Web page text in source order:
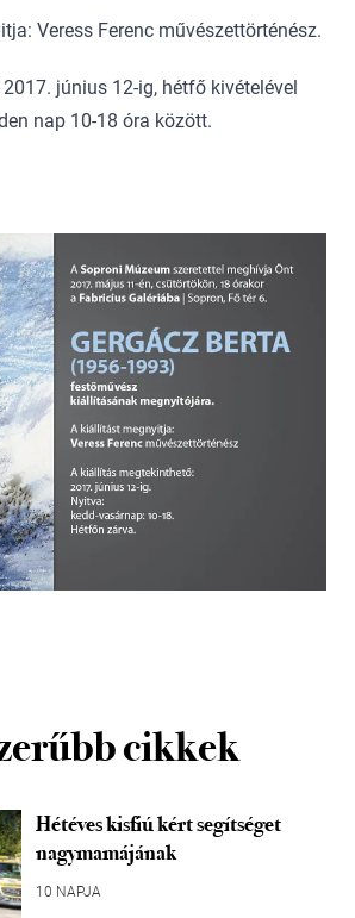
Veress Ferenc művészettörténész.
június 12-ig, hétfő kivételével
nap 10-18 óra között.
cikkek
Hétéves kisfiú kért segítséget
nagymamájának
10 NAPJA